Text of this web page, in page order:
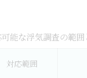
能な浮気調査の範囲
対応範囲